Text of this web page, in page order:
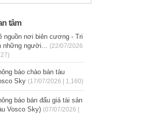
tâm
nguồn nơi biên cương - Tri
những người... (22/07/2026
báo chào bán tàu
Sky (17/07/2026 | 1,160)
báo bán đấu giá tài sản
Vosco Sky) (07/07/2026 |